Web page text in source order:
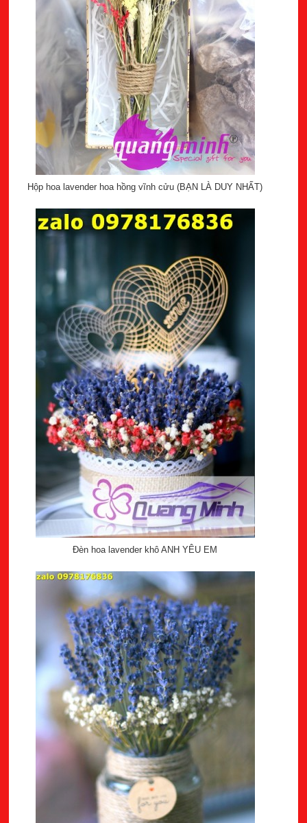
Hộp hoa lavender hoa hồng vĩnh cửu (BẠN LÀ DUY NHẤT)
Đèn hoa lavender khô ANH YÊU EM